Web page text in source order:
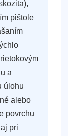
pištole
a
úlohu
alebo
povrchu
pri